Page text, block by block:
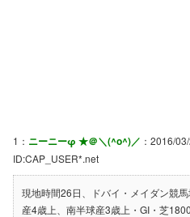
1： ニーニーφ ★＠＼(^o^)／ ：2016/
ID:CAP_USER*.net
現地時間26日、ドバイ・メイダン競
産4歳上、南半球産3歳上・GI・芝